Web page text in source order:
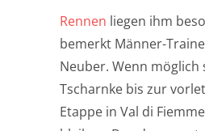
Rennen liegen ihm
bemerkt Männer-
Neuber. Wenn möglich
Tscharnke bis zur
Etappe in Val di